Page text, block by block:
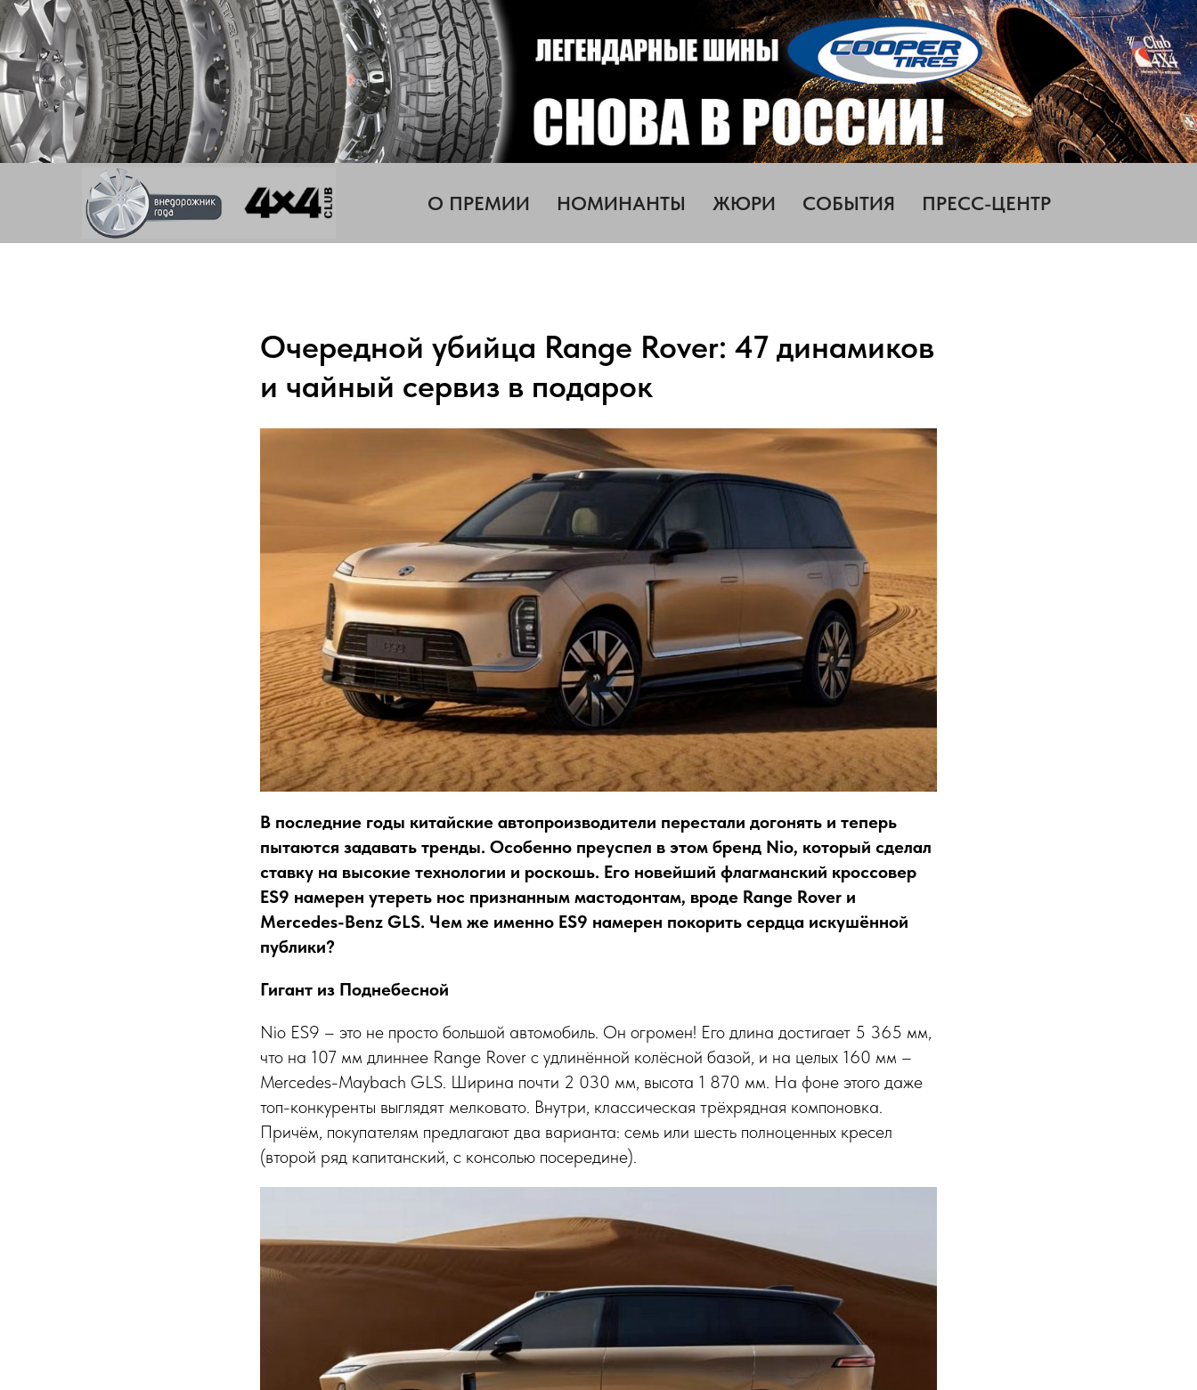
О ПРЕМИИ НОМИНАНТЫ ЖЮРИ СОБЫТИЯ ПРЕСС-ЦЕНТР
Очередной убийца Range Rover: 47 динамиков
и чайный сервиз в подарок
В последние годы китайские автопроизводители перестали догонять и теперь
пытаются задавать тренды. Особенно преуспел в этом бренд Nio, который сделал
ставку на высокие технологии и роскошь. Его новейший флагманский кроссовер
ES9 намерен утереть нос признанным мастодонтам, вроде Range Rover и
Mercedes-Benz GLS. Чем же именно ES9 намерен покорить сердца искушённой
публики?
Гигант из Поднебесной
Nio ES9 – это не просто большой автомобиль. Он огромен! Его длина достигает 5 365 мм,
что на 107 мм длиннее Range Rover с удлинённой колёсной базой, и на целых 160 мм –
Mercedes-Maybach GLS. Ширина почти 2 030 мм, высота 1 870 мм. На фоне этого даже
топ-конкуренты выглядят мелковато. Внутри, классическая трёхрядная компоновка.
Причём, покупателям предлагают два варианта: семь или шесть полноценных кресел
(второй ряд капитанский, с консолью посередине).